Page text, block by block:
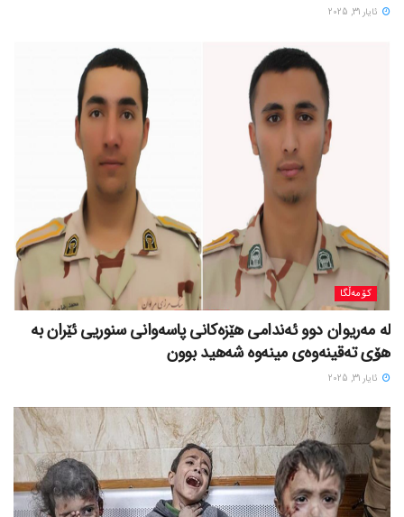
ئایار 31, 2025
کۆمەڵگا
لە مەریوان دوو ئەندامی هێزەکانی پاسەوانی سنوریی ئێران بە
هۆی تەقینەوەی مینەوە شەهید بوون
ئایار 31, 2025